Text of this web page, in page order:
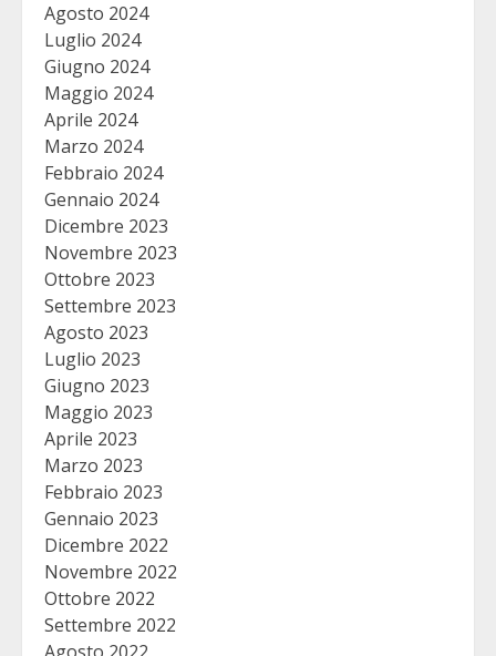
Agosto 2024
Luglio 2024
Giugno 2024
Maggio 2024
Aprile 2024
Marzo 2024
Febbraio 2024
Gennaio 2024
Dicembre 2023
Novembre 2023
Ottobre 2023
Settembre 2023
Agosto 2023
Luglio 2023
Giugno 2023
Maggio 2023
Aprile 2023
Marzo 2023
Febbraio 2023
Gennaio 2023
Dicembre 2022
Novembre 2022
Ottobre 2022
Settembre 2022